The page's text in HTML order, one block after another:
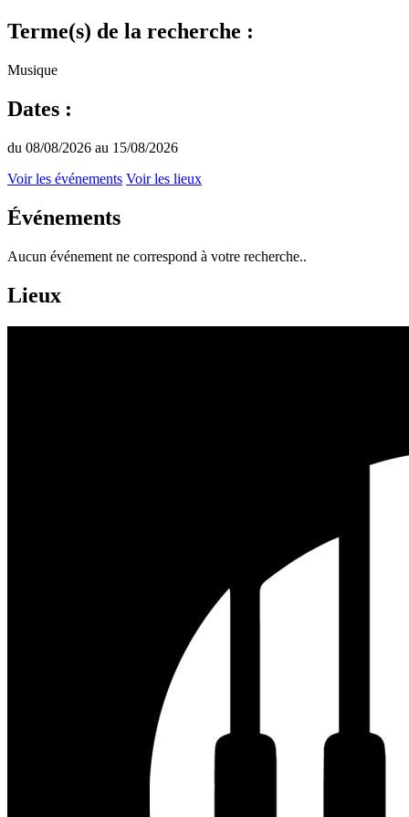
Terme(s) de la recherche :
Musique
Dates :
du 08/08/2026 au 15/08/2026
Voir les événements Voir les lieux
Événements
Aucun événement ne correspond à votre recherche..
Lieux